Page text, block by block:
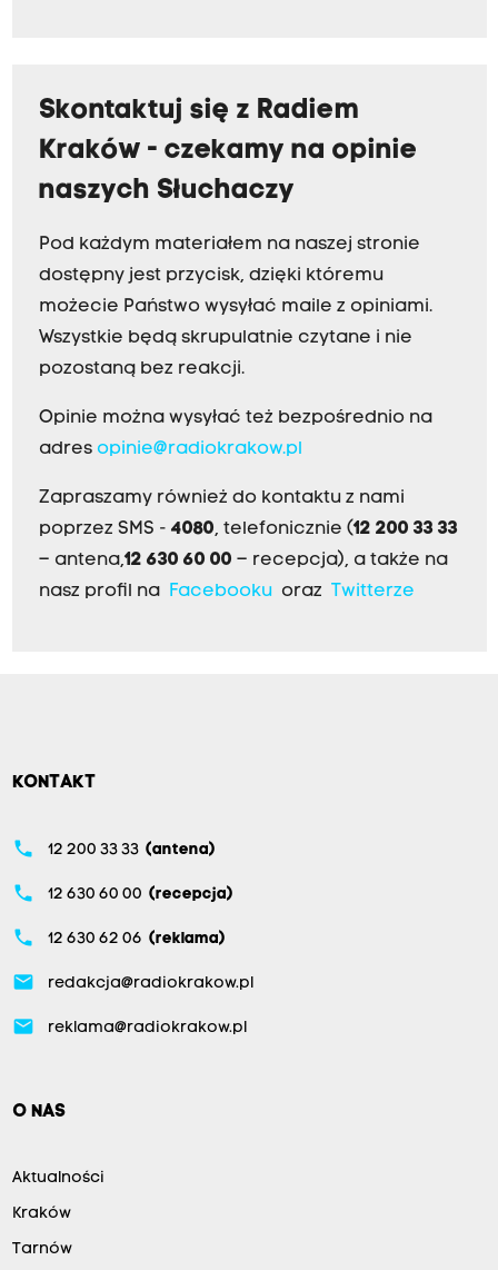
Skontaktuj się z Radiem
Kraków - czekamy na opinie
naszych Słuchaczy
Pod każdym materiałem na naszej stronie
dostępny jest przycisk, dzięki któremu
możecie Państwo wysyłać maile z opiniami.
Wszystkie będą skrupulatnie czytane i nie
pozostaną bez reakcji.
Opinie można wysyłać też bezpośrednio na
adres opinie@radiokrakow.pl
Zapraszamy również do kontaktu z nami
poprzez SMS - 4080, telefonicznie (12 200 33 33
– antena,12 630 60 00 – recepcja), a także na
nasz profil na Facebookuoraz Twitterze
KONTAKT
phone 12 200 33 33 (antena)
phone 12 630 60 00 (recepcja)
phone 12 630 62 06 (reklama)
email redakcja@radiokrakow.pl
email reklama@radiokrakow.pl
O NAS
Aktualności
Kraków
Tarnów